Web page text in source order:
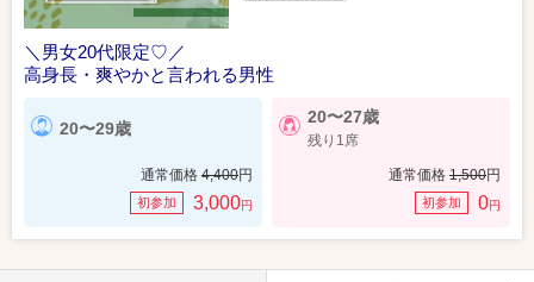
＼男女20代限定♡／
高身長・爽やかと言われる男性
20〜29歳
通常価格 4,400円
初参加 3,000円
20〜27歳
残り1席
通常価格 1,500円
初参加 0円